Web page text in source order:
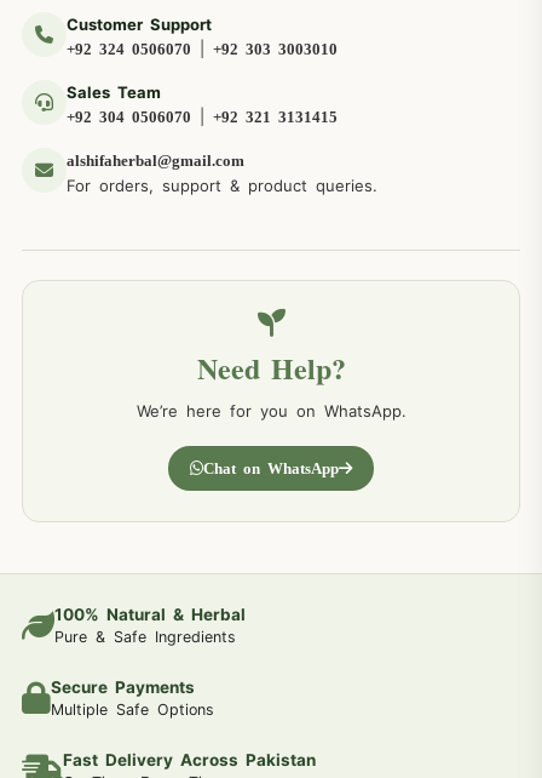
Customer Support
+92 324 0506070 +92 303 3003010
Sales Team
+92 304 0506070 +92 321 3131415
alshifaherbal@gmail.com
For orders, support & product queries.
Need Help?
We’re here for you on WhatsApp.
Chat on WhatsApp
100% Natural & Herbal
Pure & Safe Ingredients
Secure Payments
Multiple Safe Options
Fast Delivery Across Pakistan